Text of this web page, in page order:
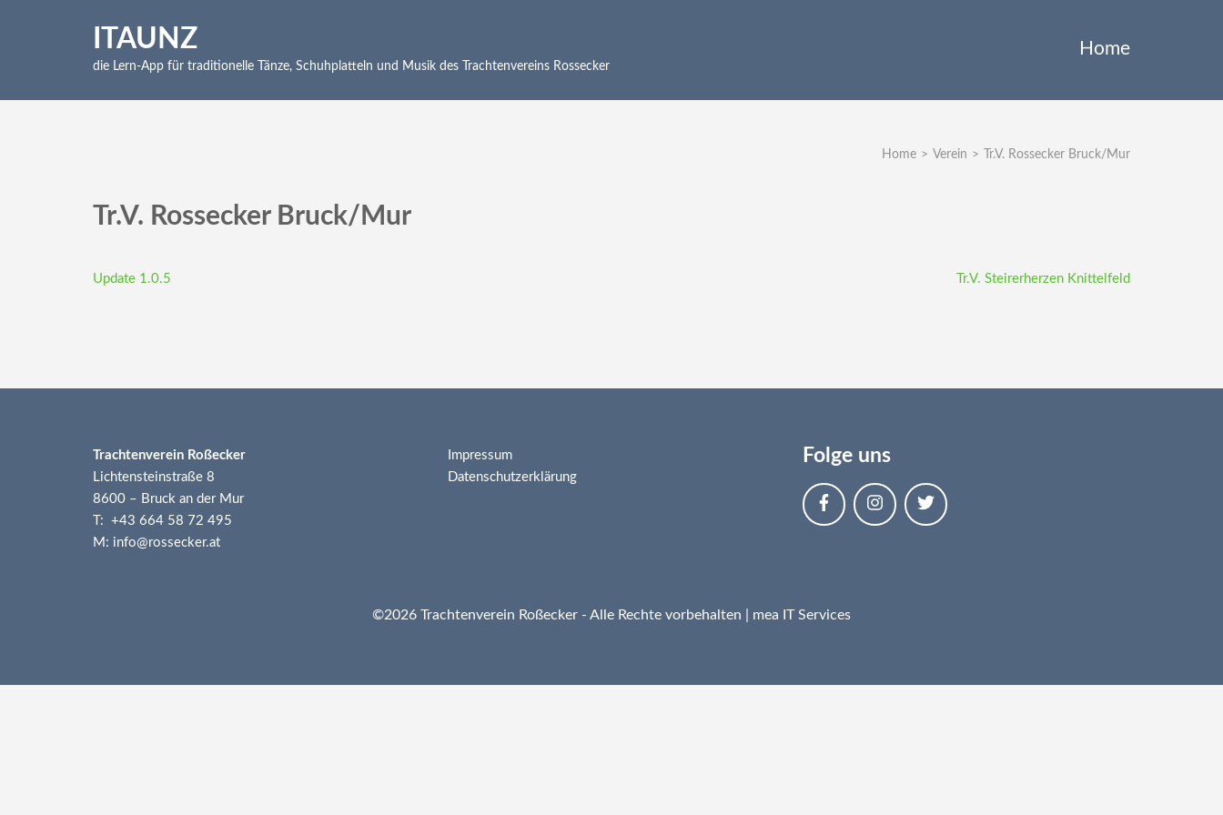
Enter)
ITAUNZ
die Lern-App für traditionelle Tänze, Schuhplatteln und Musik des Trachtenvereins Rossecker
Home
Home > Verein > Tr.V. Rossecker Bruck/Mur
Tr.V. Rossecker Bruck/Mur
Beitragsnavigation
Update 1.0.5 Tr.V. Steirerherzen Knittelfeld
Trachtenverein Roßecker
Lichtensteinstraße 8
8600 – Bruck an der Mur
T: +43 664 58 72 495
M: info@rossecker.at
Impressum
Datenschutzerklärung
Folge uns
©2026 Trachtenverein Roßecker - Alle Rechte vorbehalten | mea IT Services